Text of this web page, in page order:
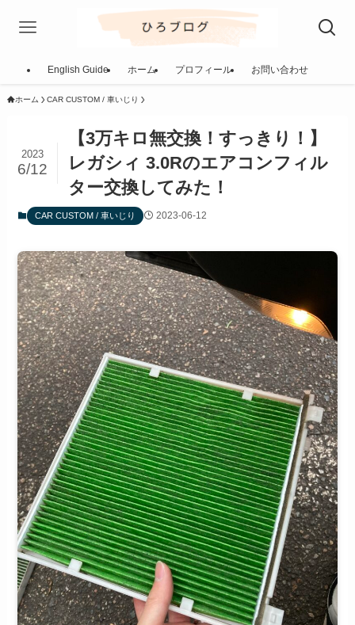
English Guide ホーム プロフィール お問い合わせ
ホーム CAR CUSTOM / 車いじり
【3万キロ無交換！すっきり！】
レガシィ 3.0Rのエアコンフィル
ター交換してみた！
2023
6/12
CAR CUSTOM / 車いじり 2023-06-12